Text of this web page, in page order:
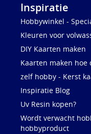
Inspiratie
Hobbywinkel -
Kleuren voor
DIY Kaarten maken
Kaarten maken hoe
zelf hobby - Kerst
Inspiratie Blog
Uv Resin kopen?
Wordt verwacht
hobbyproduct